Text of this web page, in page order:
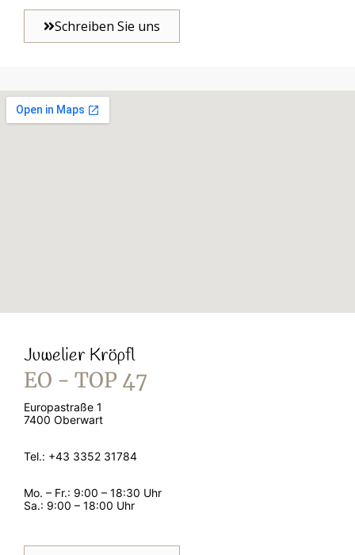
Schreiben Sie uns
Juwelier Kröpfl
EO - TOP 47
Europastraße 1
7400 Oberwart
Tel.: +43 3352 31784
Mo. – Fr.: 9:00 – 18:30 Uhr
Sa.: 9:00 – 18:00 Uhr